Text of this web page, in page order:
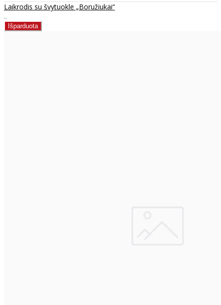
Laikrodis su švytuokle „Boružiukai“
..